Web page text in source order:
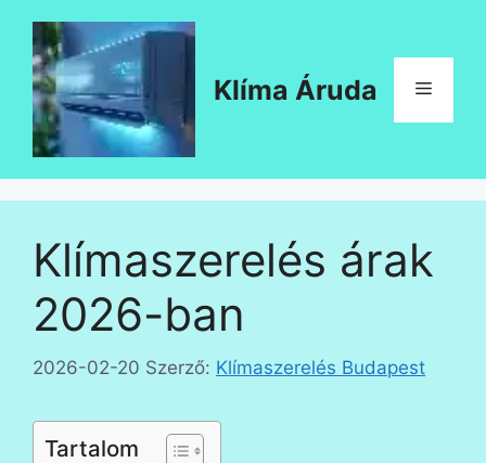
tartalomba
Klíma Áruda Menü
Klímaszerelés árak
2026-ban
2026-02-20 Szerző: Klímaszerelés Budapest
Tartalom